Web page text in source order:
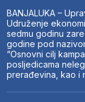
BANJALUKA –
Udruženje
sedmu godinu
godine pod
“Osnovni cilj
posljedicama
prerađevina, kao i